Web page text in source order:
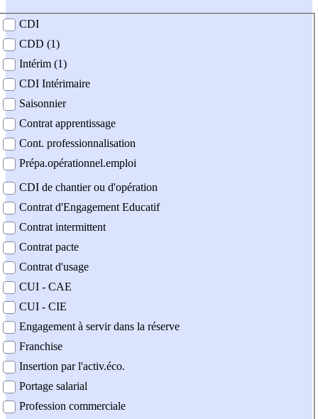
contrat
CDI
CDD (1)
Intérim (1)
CDI Intérimaire
Saisonnier
Contrat apprentissage
Cont. professionnalisation
Prépa.opérationnel.emploi
CDI de chantier ou d'opération
Contrat d'Engagement Educatif
Contrat intermittent
Contrat pacte
Contrat d'usage
CUI - CAE
CUI - CIE
Engagement à servir dans la réserve
Franchise
Insertion par l'activ.éco.
Portage salarial
Profession commerciale